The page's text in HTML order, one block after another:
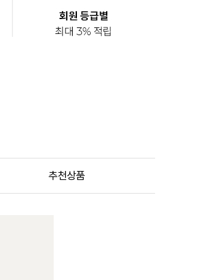
추천상품